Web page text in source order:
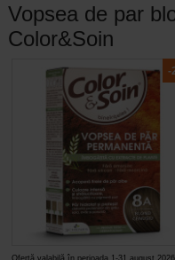
Vopsea de par
Color&Soin
-
Ofertă valabilă în perioada 1-31 august